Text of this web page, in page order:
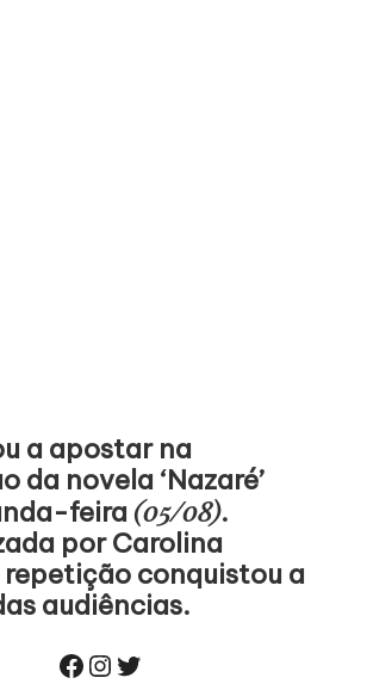
a apostar na
da novela ‘Nazaré’
feira (05/08).
por Carolina
repetição conquistou a
audiências.
Facebook
Instagram
Twitter